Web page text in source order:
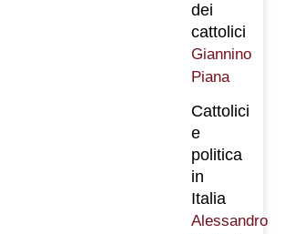
dei
cattolici
Giannino
Piana
Cattolici
e
politica
in
Italia
Alessandro